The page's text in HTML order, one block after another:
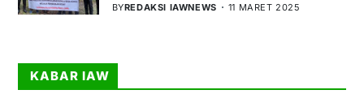
BYREDAKSI IAWNEWS 11 MARET 2025
KABAR IAW